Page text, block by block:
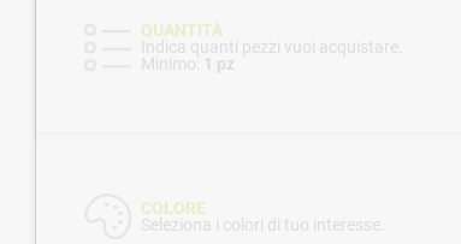
QUANTITÀ
Indica quanti pezzi vuoi acquistare.
Minimo: 1 pz
COLORE
Seleziona i colori di tuo interesse.